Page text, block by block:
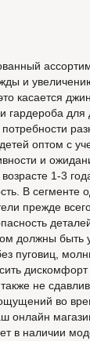
и
касается
для
оптом с
и
1-3
В сегменте
прежде
должны быть
пуговиц,
не
во
онлайн
в наличии